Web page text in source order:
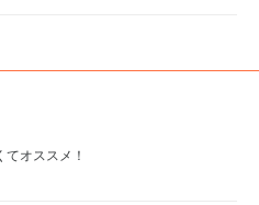
てオススメ！